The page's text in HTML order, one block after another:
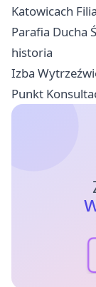
Katowicach
Parafia Ducha
historia
Izba
Punkt